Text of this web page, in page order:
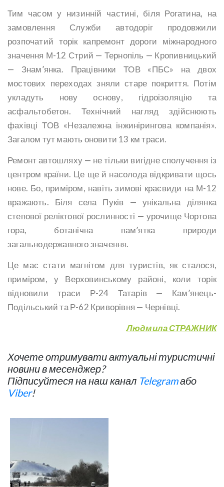
Тим часом у низинній частині, біля Рогатина, на
замовлення Служби автодоріг продовжили
розпочатий торік капремонт дороги міжнародного
значення М-12 Стрий — Тернопіль — Кропивницький
— Знам’янка. Працівники ТОВ «ПБС» на двох
мостових переходах зняли старе покриття. Потім
укладуть нову основу, гідроізоляцію та
асфальтобетон. Технічний нагляд здійснюють
фахівці ТОВ «Незалежна інжинірингова компанія».
Загалом тут мають оновити 13 км траси.
Ремонт автошляху — не тільки вигідне сполучення із
центром країни. Це ще й насолода відкривати щось
нове. Бо, приміром, навіть зимові краєвиди на М-12
вражають. Біля села Пуків — унікальна ділянка
степової реліктової рослинності — урочище Чортова
гора, ботанічна пам’ятка природи
загальнодержавного значення.
Це має стати магнітом для туристів, як сталося,
приміром, у Верховинському районі, коли торік
відновили траси Р-24 Татарів — Кам’янець-
Подільський та Р-62 Криворівня — Чернівці.
Людмила СТРАЖНИК
Хочете отримувати актуальні туристичні
новини в месенджер?
Підписуйтеся на наш канал Telegramабо
Viber!